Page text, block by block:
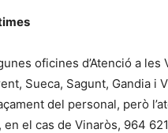
oficines d’Atenció a
Sueca, Sagunt, Gandia i
del personal, però
el cas de Vinaròs, 964